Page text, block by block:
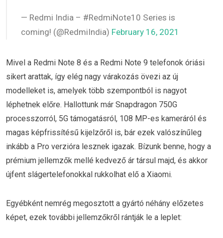
— Redmi India – #RedmiNote10 Series is
coming! (@RedmiIndia) February 16, 2021
Mivel a Redmi Note 8 és a Redmi Note 9 telefonok óriási
sikert arattak, így elég nagy várakozás övezi az új
modelleket is, amelyek több szempontból is nagyot
léphetnek előre. Hallottunk már Snapdragon 750G
processzorról, 5G támogatásról, 108 MP-es kameráról és
magas képfrissítésű kijelzőről is, bár ezek valószínűleg
inkább a Pro verzióra lesznek igazak. Bízunk benne, hogy a
prémium jellemzők mellé kedvező ár társul majd, és akkor
újfent slágertelefonokkal rukkolhat elő a Xiaomi.
Egyébként nemrég megosztott a gyártó néhány előzetes
képet, ezek további jellemzőkről rántják le a leplet: